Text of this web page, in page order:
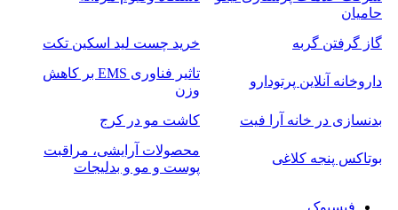
حامیان
گاز گرفتن گربه خرید چست لید اسکین تکت
داروخانه آنلاین پرتودارو
تاثیر فناوری EMS بر کاهش
وزن
بدنسازی در خانه آرا فیت
کاشت مو در کرج
بوتاکس پنجه کلاغی
محصولات آرایشی، مراقبت
پوست و مو و بدلیجات
فیسبوک